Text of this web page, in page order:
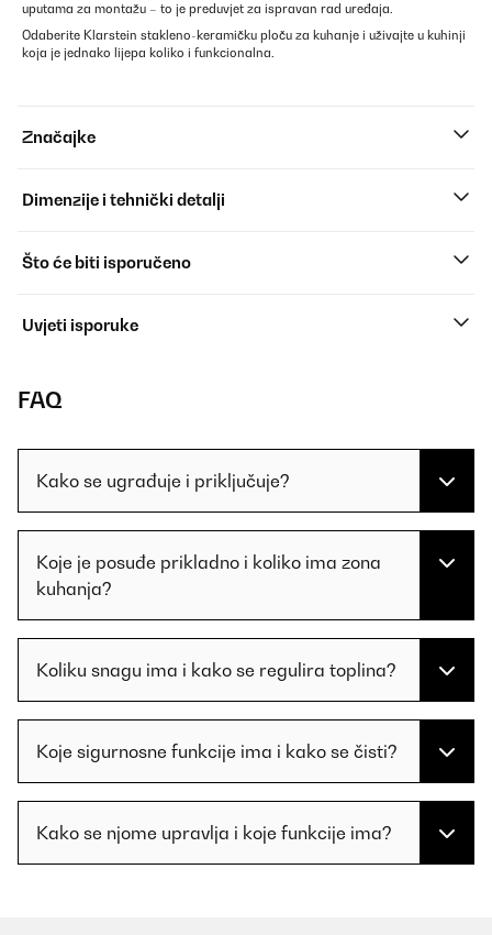
uputama za montažu – to je preduvjet za ispravan rad uređaja.
Odaberite Klarstein stakleno-keramičku ploču za kuhanje i uživajte u kuhinji
koja je jednako lijepa koliko i funkcionalna.
Značajke
Dimenzije i tehnički detalji
Što će biti isporučeno
Uvjeti isporuke
FAQ
Kako se ugrađuje i priključuje?
Koje je posuđe prikladno i koliko ima zona
kuhanja?
Koliku snagu ima i kako se regulira toplina?
Koje sigurnosne funkcije ima i kako se čisti?
Kako se njome upravlja i koje funkcije ima?